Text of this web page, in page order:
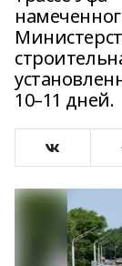
10–11 дней.